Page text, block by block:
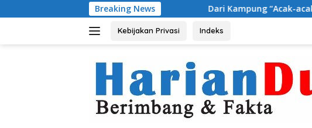
ke
Breaking News
Dari Kampung “Acak-acakan” Jadi Lebih
Kebijakan Privasi Indeks